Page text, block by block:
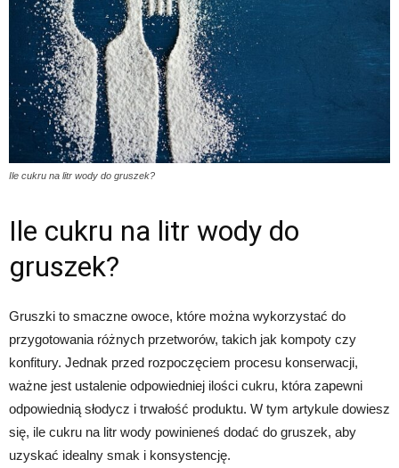
Ile cukru na litr wody do gruszek?
Ile cukru na litr wody do
gruszek?
Gruszki to smaczne owoce, które można wykorzystać do
przygotowania różnych przetworów, takich jak kompoty czy
konfitury. Jednak przed rozpoczęciem procesu konserwacji,
ważne jest ustalenie odpowiedniej ilości cukru, która zapewni
odpowiednią słodycz i trwałość produktu. W tym artykule dowiesz
się, ile cukru na litr wody powinieneś dodać do gruszek, aby
uzyskać idealny smak i konsystencję.